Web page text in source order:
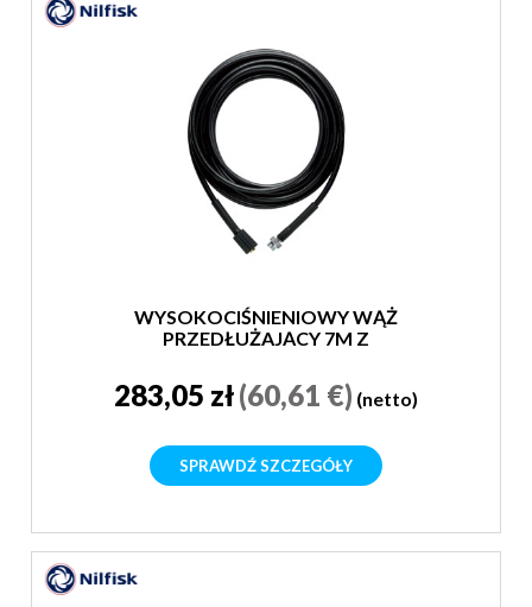
WYSOKOCIŚNIENIOWY WĄŻ
PRZEDŁUŻAJĄCY 7M Z
283,05 zł(60,61 €) (netto)
SPRAWDŹ SZCZEGÓŁY